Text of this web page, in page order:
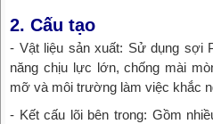
2. Cấu tạo
- Vật liệu sản xuất: Sử dụng sợi
năng chịu lực lớn, chống mài
mỡ và môi trường làm việc khắc
- Kết cấu lõi bên trong: Gồm